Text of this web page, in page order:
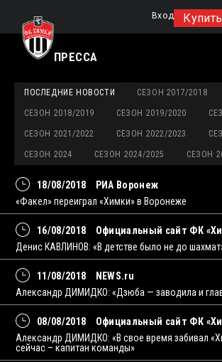
Вход
ПРЕССА
ПОСЛЕДНИЕ НОВОСТИ СЕЗОН 2017/2018
СЕЗОН 2018/2019 СЕЗОН 2019/2020
СЕЗОН 2021/2022 СЕЗОН 2022/2023
СЕЗОН 2024 СЕЗОН 2024/2025 СЕЗОН
18/08/2018
РИА Воронеж
«Факел» переиграл «Химки» в Воронеже
16/08/2018
Официальный сайт ФК
Денис КАВЛИНОВ: «В детстве было не до
11/08/2018
NEWS.ru
Александр ДИМИДКО: «Дзюба — заводила и
08/08/2018
Официальный сайт ФК
Александр ДИМИДКО: «В свое время забивал
сейчас – капитан команды»